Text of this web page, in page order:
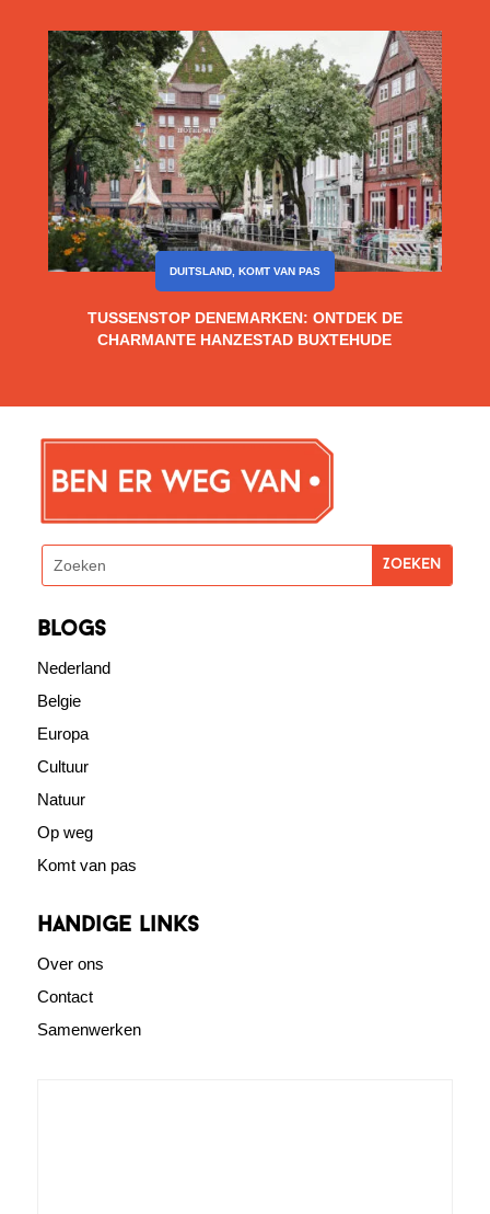
TUSSENSTOP DENEMARKEN: ONTDEK DE
CHARMANTE HANZESTAD BUXTEHUDE
DUITSLAND, KOMT VAN PAS
blogs
Nederland
Belgie
Europa
Cultuur
Natuur
Op weg
Komt van pas
Handige links
Over ons
Contact
Samenwerken